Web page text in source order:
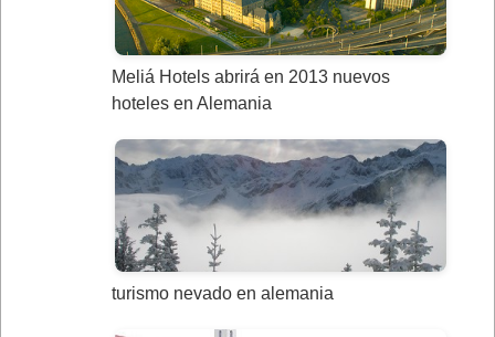
Meliá Hotels abrirá en 2013 nuevos
hoteles en Alemania
turismo nevado en alemania